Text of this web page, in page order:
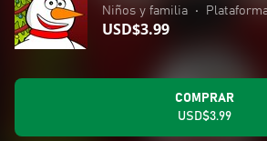
Niños y familia
•
USD$3.99
COMPRAR
USD$3.99